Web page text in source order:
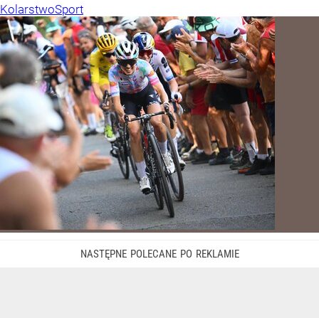
KolarstwoSport